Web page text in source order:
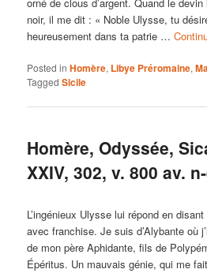
orné de clous d’argent. Quand le
noir, il me dit : « Noble Ulysse, tu
heureusement dans ta patrie …
Posted in Homère, Libye Préromaine,
Tagged Sicile
Homère, Odyssée,
XXIV, 302, v. 800 av.
L’ingénieux Ulysse lui répond en
avec franchise. Je suis d’Alybante où
de mon père Aphidante, fils de
Épéritus. Un mauvais génie, qui me